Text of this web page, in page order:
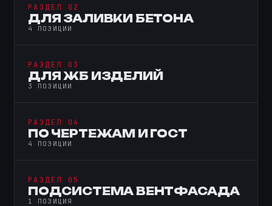
РАЗДЕЛ 02
ДЛЯ ЗАЛИВКИ БЕТОНА
4 ПОЗИЦИИ
РАЗДЕЛ 03
ДЛЯ ЖБ ИЗДЕЛИЙ
3 ПОЗИЦИИ
РАЗДЕЛ 04
ПО ЧЕРТЕЖАМ И ГОСТ
4 ПОЗИЦИИ
РАЗДЕЛ 05
ПОДСИСТЕМА ВЕНТФАСАДА
1 ПОЗИЦИЯ